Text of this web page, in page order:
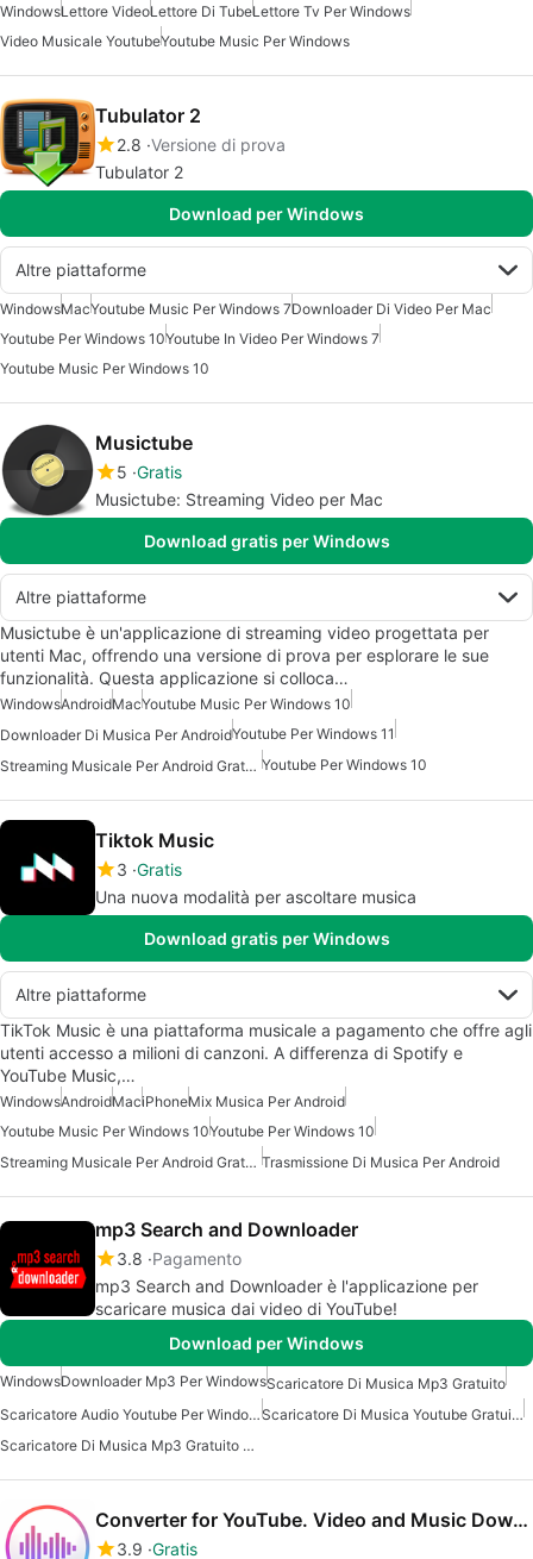
WindowsLettore VideoLettore Di TubeLettore Tv Per Windows
Video Musicale YoutubeYoutube Music Per Windows
Tubulator 2
2.8 Versione di prova
Tubulator 2
Download per Windows
Altre piattaforme
WindowsMacYoutube Music Per Windows 7Downloader Di Video Per Mac
Youtube Per Windows 10Youtube In Video Per Windows 7
Youtube Music Per Windows 10
Musictube
5 Gratis
Musictube: Streaming Video per Mac
Download gratis per Windows
Altre piattaforme
Musictube è un'applicazione di streaming video progettata per
utenti Mac, offrendo una versione di prova per esplorare le sue
funzionalità. Questa applicazione si colloca…
WindowsAndroidMacYoutube Music Per Windows 10
Downloader Di Musica Per AndroidYoutube Per Windows 11
Streaming Musicale Per Android Gratuito Youtube Per Windows 10
Tiktok Music
3 Gratis
Una nuova modalità per ascoltare musica
Download gratis per Windows
Altre piattaforme
TikTok Music è una piattaforma musicale a pagamento che offre agli
utenti accesso a milioni di canzoni. A differenza di Spotify e
YouTube Music,…
WindowsAndroidMaciPhoneMix Musica Per Android
Youtube Music Per Windows 10Youtube Per Windows 10
Streaming Musicale Per Android Gratuito Trasmissione Di Musica Per Android
mp3 Search and Downloader
3.8 Pagamento
mp3 Search and Downloader è l'applicazione per
scaricare musica dai video di YouTube!
Download per Windows
WindowsDownloader Mp3 Per WindowsScaricatore Di Musica Mp3 Gratuito
Scaricatore Audio Youtube Per Windows
Scaricatore Di Musica Youtube Gratuito Per Windows
Scaricatore Di Musica Mp3 Gratuito Per Windows
Converter for YouTube. Video and Music Downloader
3.9 Gratis